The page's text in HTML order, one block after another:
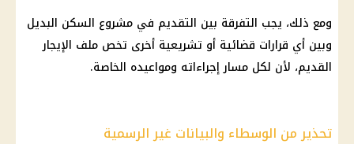
ومع ذلك، يجب التفرقة بين التقديم في مشروع السكن البديل
وبين أي قرارات قضائية أو تشريعية أخرى تخص ملف الإيجار
القديم، لأن لكل مسار إجراءاته ومواعيده الخاصة.
تحذير من الوسطاء والبيانات غير الرسمية